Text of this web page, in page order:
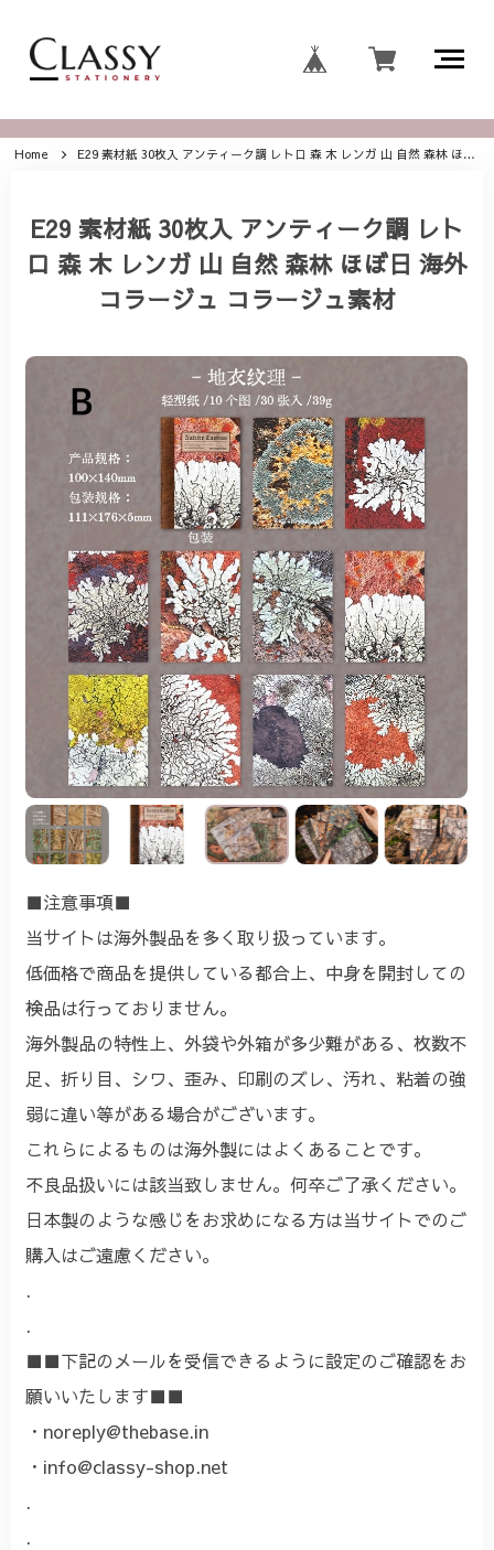
Home E29 素材紙 30枚入 アンティーク調 レトロ 森 木 レンガ 山 自然 森林 ほぼ日 海外 コラージュ コラージュ素材
E29 素材紙 30枚入 アンティーク調 レト
ロ 森 木 レンガ 山 自然 森林 ほぼ日 海外
コラージュ コラージュ素材
■注意事項■
当サイトは海外製品を多く取り扱っています。
低価格で商品を提供している都合上、中身を開封しての
検品は行っておりません。
海外製品の特性上、外袋や外箱が多少難がある、枚数不
足、折り目、シワ、歪み、印刷のズレ、汚れ、粘着の強
弱に違い等がある場合がございます。
これらによるものは海外製にはよくあることです。
不良品扱いには該当致しません。何卒ご了承ください。
日本製のような感じをお求めになる方は当サイトでのご
購入はご遠慮ください。
.
.
■■下記のメールを受信できるように設定のご確認をお
願いいたします■■
・ noreply@thebase.in
・ info@classy-shop.net
.
.